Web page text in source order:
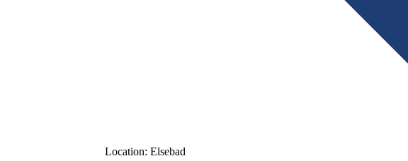
Location: Elsebad